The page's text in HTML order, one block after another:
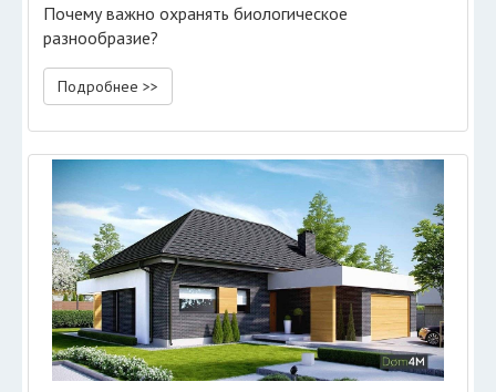
Почему важно охранять биологическое
разнообразие?
Подробнее >>